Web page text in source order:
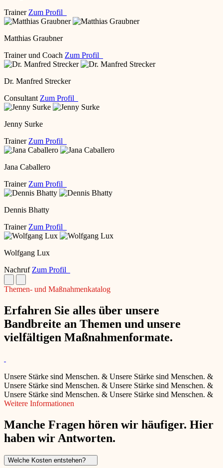
Trainer Zum Profil
Matthias Graubner
Trainer und Coach Zum Profil
Dr. Manfred Strecker
Consultant Zum Profil
Jenny Surke
Trainer Zum Profil
Jana Caballero
Trainer Zum Profil
Dennis Bhatty
Trainer Zum Profil
Wolfgang Lux
Nachruf Zum Profil
Themen- und Maßnahmenkatalog
Erfahren Sie alles über unsere
Bandbreite an Themen und unsere
vielfältigen Maßnahmenformate.
Unsere Stärke sind Menschen. & Unsere Stärke sind Menschen. &
Unsere Stärke sind Menschen. & Unsere Stärke sind Menschen. &
Unsere Stärke sind Menschen. & Unsere Stärke sind Menschen. &
Weitere Informationen
Manche Fragen hören wir häufiger. Hier
haben wir Antworten.
Welche Kosten entstehen?